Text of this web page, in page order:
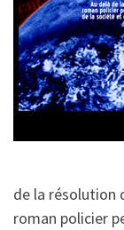
de la résolution
roman policier